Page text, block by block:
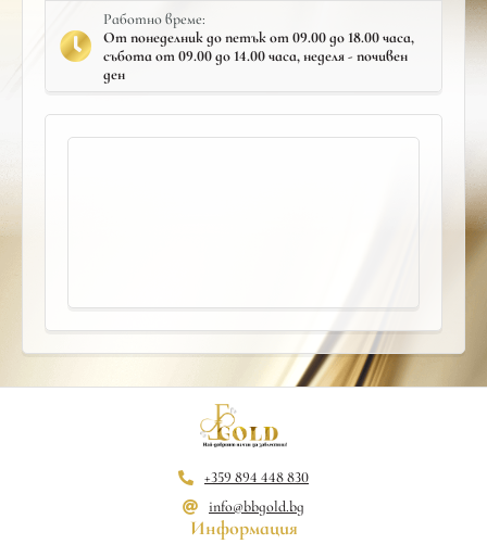
Работно време:
От понеделник до петък от 09.00 до 18.00 часа,
събота от 09.00 до 14.00 часа, неделя - почивен
ден
+359 894 448 830
info@bbgold.bg
Информация